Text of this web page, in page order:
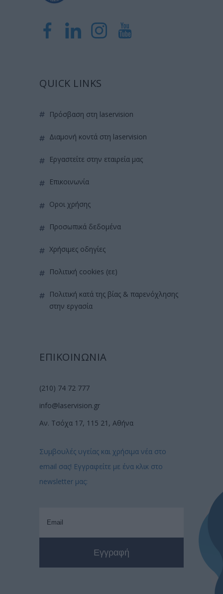
QUICK LINKS
πρόσβαση στη laservision
διαμονή κοντά στη laservision
εργαστείτε στην εταιρεία μας
επικοινωνία
όροι χρήσης
προσωπικά δεδομένα
χρήσιμες οδηγίες
πολιτική cookies (εε)
πολιτική κατά της βίας & παρενόχλησης
στην εργασία
ΕΠΙΚΟΙΝΩΝΙΑ
(210) 74 72 777
info@laservision.gr
Αν. Τσόχα 17, 115 21, Αθήνα
Συμβουλές υγείας και χρήσιμα νέα στο
email σας! Εγγραφείτε με ένα κλικ στο
newsletter μας: